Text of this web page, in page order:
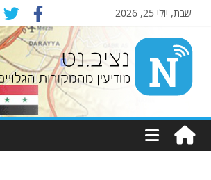
שבת, יולי 25, 2026
Nziv.net
מודיעין
מהמקורות